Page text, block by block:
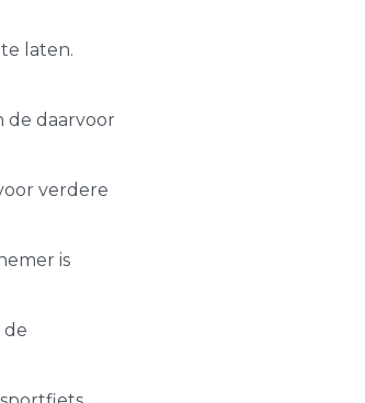
laten.
de daarvoor
verdere
is
de